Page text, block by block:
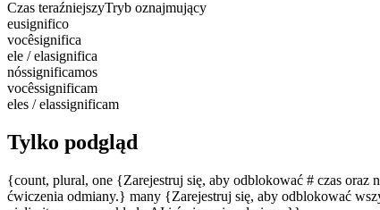
Czas teraźniejszyTryb oznajmujący
eusignifico
vocêsignifica
ele / elasignifica
nóssignificamos
vocêssignificam
eles / elassignificam
Tylko podgląd
{count, plural, one {Zarejestruj się, aby odblokować # czas
ćwiczenia odmiany.} many {Zarejestruj się, aby odblokować